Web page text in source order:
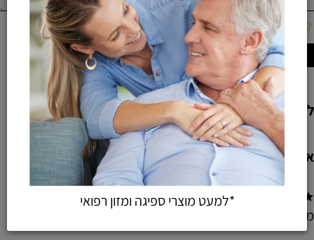
לקוחות ממליצים
אביטל דוד
מעונייןבכסא לאמבטיה .הליכון.ומקל סבא
*למעט מוצרי ספיגה ומזון רפואי